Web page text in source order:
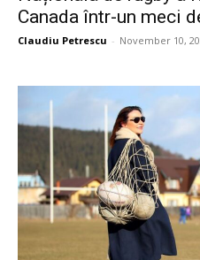
Canada într-un meci
Claudiu Petrescu - November 10,